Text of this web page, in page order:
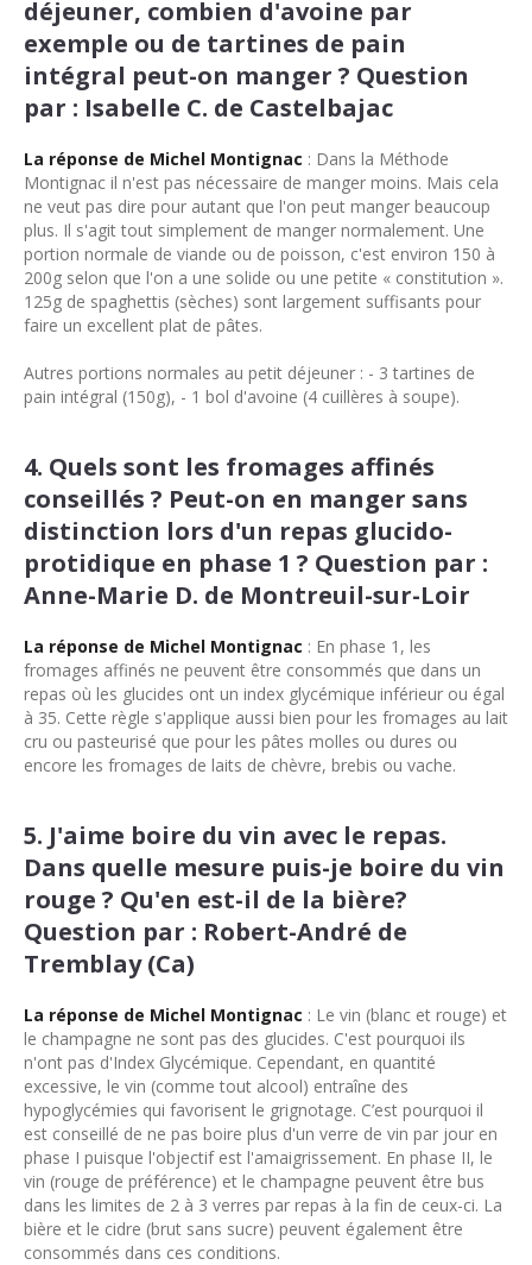
déjeuner, combien d'avoine par
exemple ou de tartines de pain
intégral peut-on manger ? Question
par : Isabelle C. de Castelbajac
La réponse de Michel Montignac : Dans la Méthode
Montignac il n'est pas nécessaire de manger moins. Mais cela
ne veut pas dire pour autant que l'on peut manger beaucoup
plus. Il s'agit tout simplement de manger normalement. Une
portion normale de viande ou de poisson, c'est environ 150 à
200g selon que l'on a une solide ou une petite « constitution ».
125g de spaghettis (sèches) sont largement suffisants pour
faire un excellent plat de pâtes.
Autres portions normales au petit déjeuner : - 3 tartines de
pain intégral (150g), - 1 bol d'avoine (4 cuillères à soupe).
4. Quels sont les fromages affinés
conseillés ? Peut-on en manger sans
distinction lors d'un repas glucido-
protidique en phase 1 ? Question par :
Anne-Marie D. de Montreuil-sur-Loir
La réponse de Michel Montignac : En phase 1, les
fromages affinés ne peuvent être consommés que dans un
repas où les glucides ont un index glycémique inférieur ou égal
à 35. Cette règle s'applique aussi bien pour les fromages au lait
cru ou pasteurisé que pour les pâtes molles ou dures ou
encore les fromages de laits de chèvre, brebis ou vache.
5. J'aime boire du vin avec le repas.
Dans quelle mesure puis-je boire du vin
rouge ? Qu'en est-il de la bière?
Question par : Robert-André de
Tremblay (Ca)
La réponse de Michel Montignac : Le vin (blanc et rouge) et
le champagne ne sont pas des glucides. C'est pourquoi ils
n'ont pas d'Index Glycémique. Cependant, en quantité
excessive, le vin (comme tout alcool) entraîne des
hypoglycémies qui favorisent le grignotage. C’est pourquoi il
est conseillé de ne pas boire plus d'un verre de vin par jour en
phase I puisque l'objectif est l'amaigrissement. En phase II, le
vin (rouge de préférence) et le champagne peuvent être bus
dans les limites de 2 à 3 verres par repas à la fin de ceux-ci. La
bière et le cidre (brut sans sucre) peuvent également être
consommés dans ces conditions.